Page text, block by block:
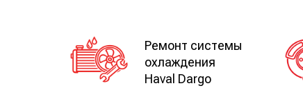
Ремонт системы
охлаждения
Haval Dargo